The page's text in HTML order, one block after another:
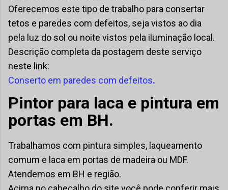
Oferecemos este tipo de trabalho para consertar
tetos e paredes com defeitos, seja vistos ao dia
pela luz do sol ou noite vistos pela iluminação local.
Descrição completa da postagem deste serviço
neste link:
Conserto em paredes com defeitos.
Pintor para laca e pintura em
portas em BH.
Trabalhamos com pintura simples, laqueamento
comum e laca em portas de madeira ou MDF.
Atendemos em BH e região.